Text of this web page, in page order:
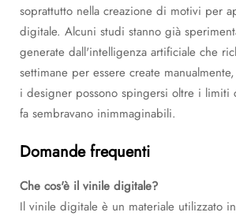
soprattutto nella creazione di motivi per
digitale. Alcuni studi stanno già
generate dall'intelligenza artificiale che
settimane per essere create
i designer possono spingersi oltre i limiti
fa sembravano inimmaginabili.
Domande frequenti
Che cos'è il vinile digitale?
Il vinile digitale è un materiale utilizzato